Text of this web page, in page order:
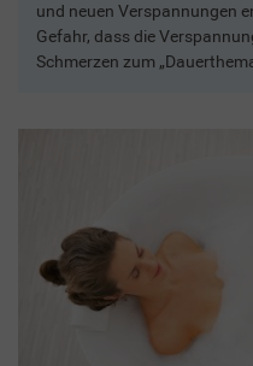
und neuen Verspannungen
Gefahr, dass die
Schmerzen zum